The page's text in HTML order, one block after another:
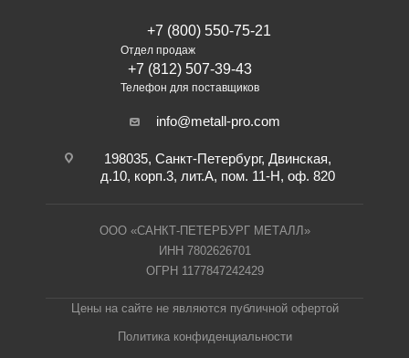
+7 (800) 550-75-21
Отдел продаж
+7 (812) 507-39-43
Телефон для поставщиков
info@metall-pro.com
198035, Санкт-Петербург, Двинская,
д.10, корп.3, лит.А, пом. 11-Н, оф. 820
ООО «САНКТ-ПЕТЕРБУРГ МЕТАЛЛ»
ИНН 7802626701
ОГРН 1177847242429
Цены на сайте не являются публичной офертой
Политика конфиденциальности